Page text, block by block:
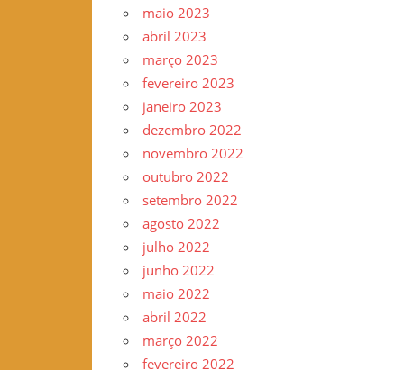
maio 2023
abril 2023
março 2023
fevereiro 2023
janeiro 2023
dezembro 2022
novembro 2022
outubro 2022
setembro 2022
agosto 2022
julho 2022
junho 2022
maio 2022
abril 2022
março 2022
fevereiro 2022